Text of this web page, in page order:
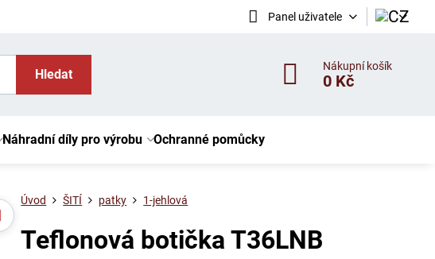
Panel uživatele
Hledat
Nákupní košík
0 Kč
Náhradní díly pro výrobu Ochranné pomůcky
Úvod ŠITÍ patky 1-jehlová
Teflonová botička T36LNB